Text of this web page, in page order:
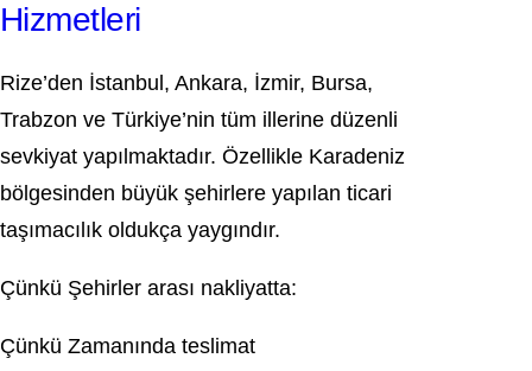
Hizmetleri
Rize’den İstanbul, Ankara, İzmir, Bursa,
Trabzon ve Türkiye’nin tüm illerine düzenli
sevkiyat yapılmaktadır. Özellikle Karadeniz
bölgesinden büyük şehirlere yapılan ticari
taşımacılık oldukça yaygındır.
Çünkü Şehirler arası nakliyatta:
Çünkü Zamanında teslimat